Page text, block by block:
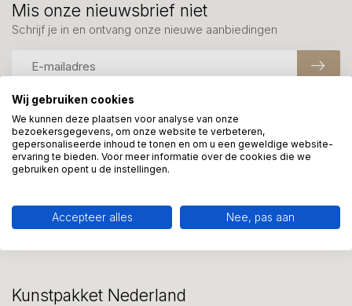
Meer informatie?
We helpen graag met uw keuze of geven advies, bel of app
ons 7 dagen per week: 06-23643267
Klantenservice
Mis onze nieuwsbrief niet
Schrijf je in en ontvang onze nieuwe aanbiedingen
Kunstpakket Nederland
Wij gebruiken cookies
We kunnen deze plaatsen voor analyse van onze
bezoekersgegevens, om onze website te verbeteren,
gepersonaliseerde inhoud te tonen en om u een geweldige website-
ervaring te bieden. Voor meer informatie over de cookies die we
gebruiken opent u de instellingen.
Accepteer alles Nee, pas aan